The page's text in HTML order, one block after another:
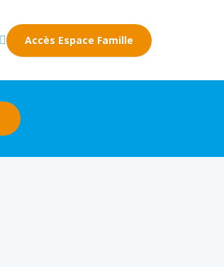
Accès Espace Famille